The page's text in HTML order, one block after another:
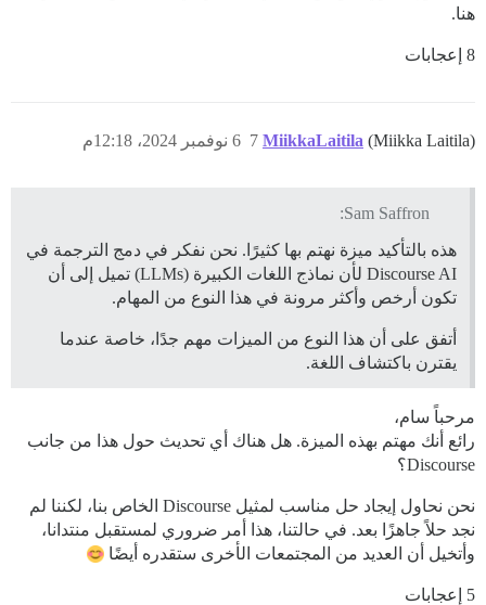
هنا.
8 إعجابات
MiikkaLaitila (Miikka Laitila) 6 نوفمبر 2024، 12:18م 7
Sam Saffron:
هذه بالتأكيد ميزة نهتم بها كثيرًا. نحن نفكر في دمج الترجمة في
Discourse AI لأن نماذج اللغات الكبيرة (LLMs) تميل إلى أن
تكون أرخص وأكثر مرونة في هذا النوع من المهام.
أتفق على أن هذا النوع من الميزات مهم جدًا، خاصة عندما
يقترن باكتشاف اللغة.
مرحباً سام،
رائع أنك مهتم بهذه الميزة. هل هناك أي تحديث حول هذا من جانب
Discourse؟
نحن نحاول إيجاد حل مناسب لمثيل Discourse الخاص بنا، لكننا لم
نجد حلاً جاهزًا بعد. في حالتنا، هذا أمر ضروري لمستقبل منتدانا،
وأتخيل أن العديد من المجتمعات الأخرى ستقدره أيضًا
5 إعجابات